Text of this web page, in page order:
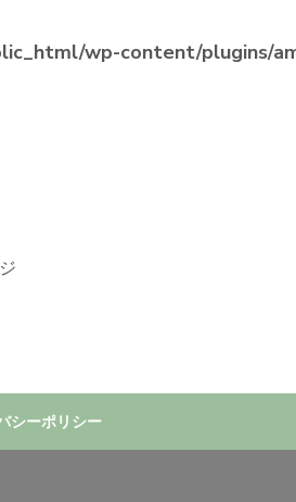
wp-content/plugins/
シーポリシー